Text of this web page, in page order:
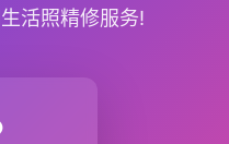
活照精修服务!